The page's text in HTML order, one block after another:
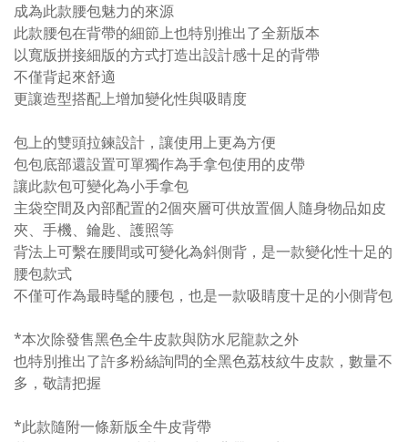
成為此款腰包魅力的來源
此款腰包在背帶的細節上也特別推出了全新版本
以寬版拼接細版的方式打造出設計感十足的背帶
不僅背起來舒適
更讓造型搭配上增加變化性與吸睛度
包上的雙頭拉鍊設計，讓使用上更為方便
包包底部還設置可單獨作為手拿包使用的皮帶
讓此款包可變化為小手拿包
主袋空間及內部配置的2個夾層可供放置個人隨身物品如皮
夾、手機、鑰匙、護照等
背法上可繫在腰間或可變化為斜側背，是一款變化性十足的
腰包款式
不僅可作為最時髦的腰包，也是一款吸睛度十足的小側背包
*本次除發售黑色全牛皮款與防水尼龍款之外
也特別推出了許多粉絲詢問的全黑色荔枝紋牛皮款，數量不
多，敬請把握
*此款隨附一條新版全牛皮背帶